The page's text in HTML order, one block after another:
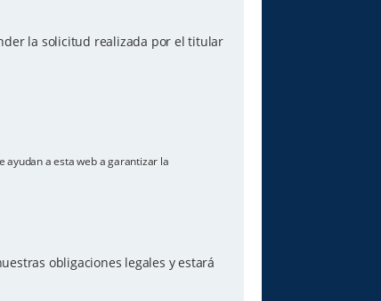
la solicitud realizada por el titular
ayudan a esta web a garantizar la
obligaciones legales y estará